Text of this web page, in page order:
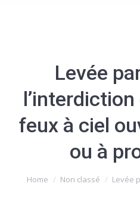
Levée
feux à ciel
ou à
You are here:
Home Non classé Levée